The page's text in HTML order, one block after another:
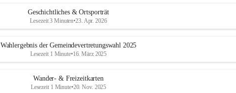
Geschichtliches & Ortsporträt
Lesezeit 3 Minuten•23. Apr. 2026
Wahlergebnis der Gemeindevertretungswahl 2025
Lesezeit 1 Minute•16. März 2025
Wander- & Freizeitkarten
Lesezeit 1 Minute•20. Nov. 2025